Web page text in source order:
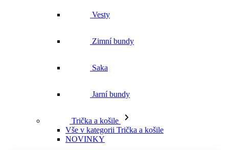
Vesty
Zimní bundy
Saka
Jarní bundy
Trička a košile
Vše v kategorii Trička a košile
NOVINKY